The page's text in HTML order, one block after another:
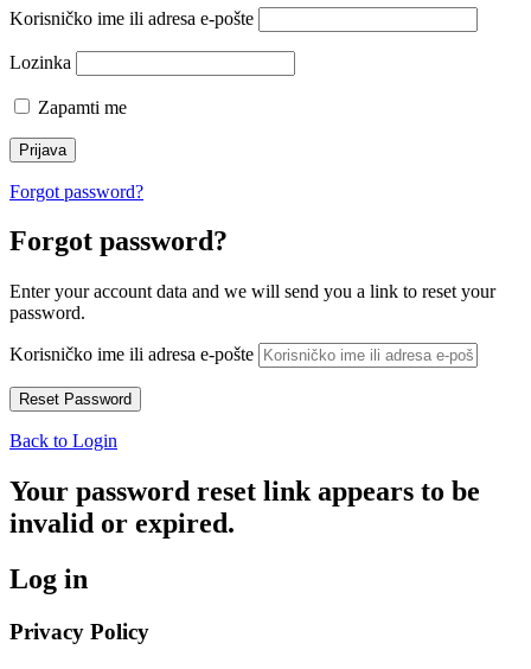
Korisničko ime ili adresa e-pošte
Lozinka
Zapamti me
Forgot password?
Forgot password?
Enter your account data and we will send you a link to reset your
password.
Korisničko ime ili adresa e-pošte
Back to Login
Your password reset link appears to be
invalid or expired.
Log in
Privacy Policy